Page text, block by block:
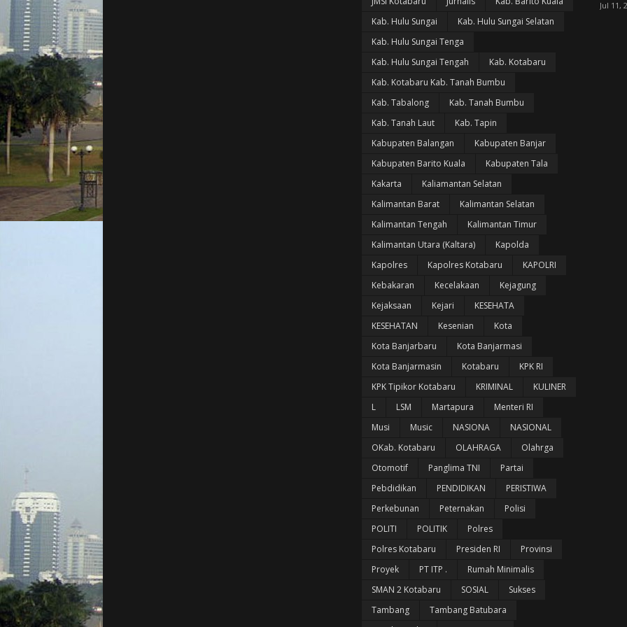
Kab. Hulu Sungai
Kab. Hulu Sungai Selatan
Kab. Hulu Sungai Tenga
Kab. Hulu Sungai Tengah
Kab. Kotabaru
Kab. Kotabaru Kab. Tanah Bumbu
Kab. Tabalong
Kab. Tanah Bumbu
Kab. Tanah Laut
Kab. Tapin
Kabupaten Balangan
Kabupaten Banjar
Kabupaten Barito Kuala
Kabupaten Tala
Kakarta
Kaliamantan Selatan
Kalimantan Barat
Kalimantan Selatan
Kalimantan Tengah
Kalimantan Timur
Kalimantan Utara (Kaltara)
Kapolda
Kapolres
Kapolres Kotabaru
KAPOLRI
Kebakaran
Kecelakaan
Kejagung
Kejaksaan
Kejari
KESEHATA
KESEHATAN
Kesenian
Kota
Kota Banjarbaru
Kota Banjarmasi
Kota Banjarmasin
Kotabaru
KPK RI
KPK Tipikor Kotabaru
KRIMINAL
KULINER
L
LSM Martapura
Menteri RI
Musi
Music NASIONA
NASIONAL
OKab. Kotabaru
OLAHRAGA
Olahrga
Otomotif
Panglima TNI
Partai
Pebdidikan
PENDIDIKAN
PERISTIWA
Perkebunan
Peternakan
Polisi
POLITI
POLITIK
Polres
Polres Kotabaru
Presiden RI
Provinsi
Proyek
PT ITP .
Rumah Minimalis
SMAN 2 Kotabaru
SOSIAL
Sukses
Tambang
Tambang Batubara
Jul 11,